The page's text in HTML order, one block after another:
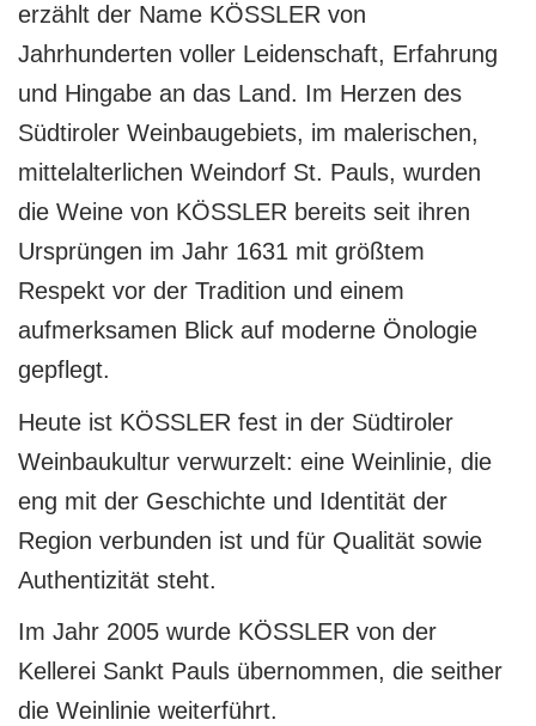
erzählt der Name KÖSSLER von
Jahrhunderten voller Leidenschaft, Erfahrung
und Hingabe an das Land. Im Herzen des
Südtiroler Weinbaugebiets, im malerischen,
mittelalterlichen Weindorf St. Pauls, wurden
die Weine von KÖSSLER bereits seit ihren
Ursprüngen im Jahr 1631 mit größtem
Respekt vor der Tradition und einem
aufmerksamen Blick auf moderne Önologie
gepflegt.
Heute ist KÖSSLER fest in der Südtiroler
Weinbaukultur verwurzelt: eine Weinlinie, die
eng mit der Geschichte und Identität der
Region verbunden ist und für Qualität sowie
Authentizität steht.
Im Jahr 2005 wurde KÖSSLER von der
Kellerei Sankt Pauls übernommen, die seither
die Weinlinie weiterführt.